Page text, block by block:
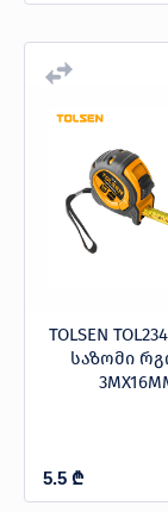
TOLSEN
საზომი
5.5 ₾